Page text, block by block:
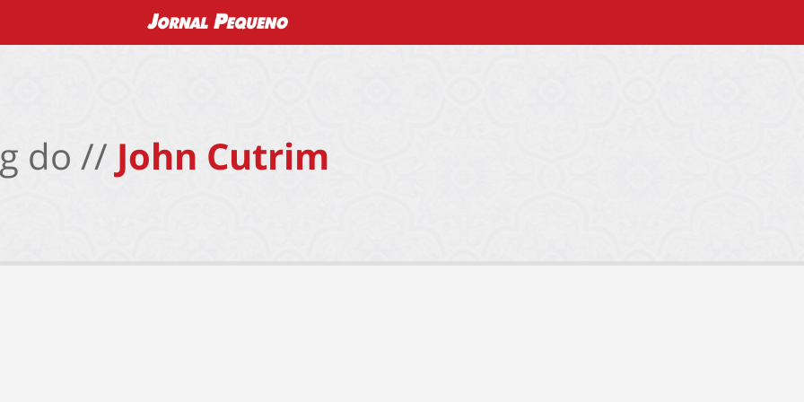
do // John Cutrim